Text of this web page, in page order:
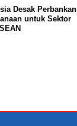
Desak Perbankan
untuk Sektor